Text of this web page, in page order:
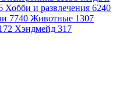
Хобби и развлечения 6240
7740 Животные 1307
Хэндмейд 317